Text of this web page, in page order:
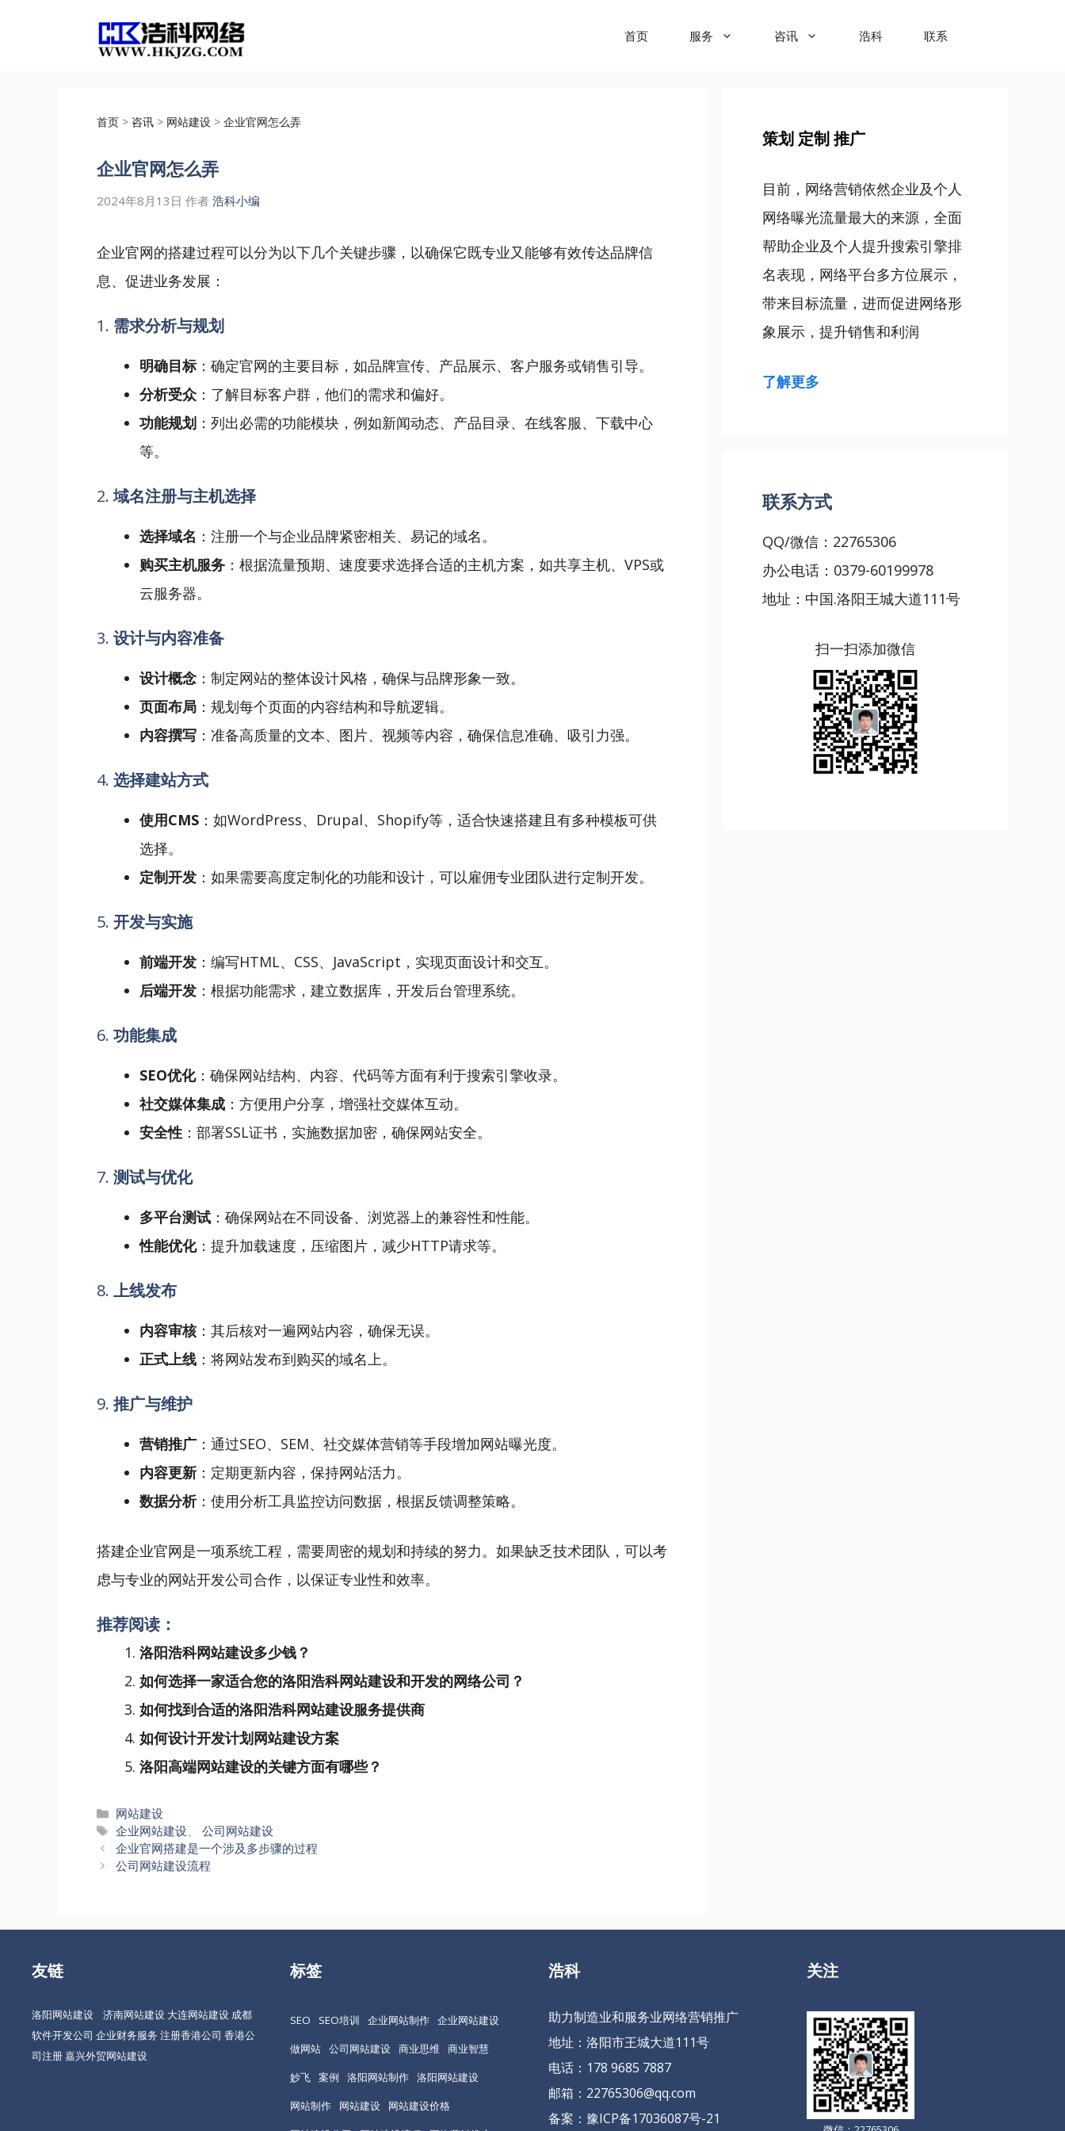
首页 服务 咨讯 浩科 联系
首页 > 咨讯 > 网站建设 > 企业官网怎么弄
企业官网怎么弄
2024年8月13日 作者 浩科小编
企业官网的搭建过程可以分为以下几个关键步骤，以确保它既专业又能够有效传达品牌信
息、促进业务发展：
1. 需求分析与规划
明确目标：确定官网的主要目标，如品牌宣传、产品展示、客户服务或销售引导。
分析受众 ：了解目标客户群，他们的需求和偏好。
功能规划 ：列出必需的功能模块，例如新闻动态、产品目录、在线客服、下载中心
等。
2.域名注册与主机选择
选择域名 ：注册一个与企业品牌紧密相关、易记的域名。
购买主机服务 ：根据流量预期、速度要求选择合适的主机方案，如共享主机、VPS或
云服务器。
3. 设计与内容准备
设计概念：制定网站的整体设计风格，确保与品牌形象一致。
页面布局 ：规划每个页面的内容结构和导航逻辑。
内容撰写 ：准备高质量的文本、图片、视频等内容，确保信息准确、吸引力强。
4. 选择建站方式
使用CMS ：如WordPress、Drupal、Shopify等，适合快速搭建且有多种模板可供
选择。
定制开发 ：如果需要高度定制化的功能和设计，可以雇佣专业团队进行定制开发。
5. 开发与实施
前端开发 ：编写HTML、CSS、JavaScript，实现页面设计和交互。
后端开发 ：根据功能需求，建立数据库，开发后台管理系统。
6. 功能集成
SEO优化：确保网站结构、内容、代码等方面有利于搜索引擎收录。
社交媒体集成 ：方便用户分享，增强社交媒体互动。
安全性 ：部署SSL证书，实施数据加密，确保网站安全。
7. 测试与优化
多平台测试 ：确保网站在不同设备、浏览器上的兼容性和性能。
性能优化：提升加载速度，压缩图片，减少HTTP请求等。
8. 上线发布
内容审核：其后核对一遍网站内容，确保无误。
正式上线 ：将网站发布到购买的域名上。
9. 推广与维护
营销推广 ：通过SEO、SEM、社交媒体营销等手段增加网站曝光度。
内容更新 ：定期更新内容，保持网站活力。
数据分析：使用分析工具监控访问数据，根据反馈调整策略。
搭建企业官网是一项系统工程，需要周密的规划和持续的努力。如果缺乏技术团队，可以考
虑与专业的网站开发公司合作，以保证专业性和效率。
推荐阅读：
洛阳浩科网站建设多少钱？
如何选择一家适合您的洛阳浩科网站建设和开发的网络公司？
如何找到合适的洛阳浩科网站建设服务提供商
如何设计开发计划网站建设方案
洛阳高端网站建设的关键方面有哪些？
分
类
网站建设
标
签
企业网站建设、公司网站建设
文
章
企业官网搭建是一个涉及多步骤的过程
公司网站建设流程
策划 定制 推广
目前，网络营销依然企业及个人
网络曝光流量最大的来源，全面
帮助企业及个人提升搜索引擎排
名表现，网络平台多方位展示，
带来目标流量，进而促进网络形
象展示，提升销售和利润
了解更多
联系方式
QQ/微信：22765306
办公电话：0379-60199978
地址：中国.洛阳王城大道111号
扫一扫添加微信
友链
洛阳网站建设 济南网站建设 大连网站建设 成都
软件开发公司 企业财务服务 注册香港公司 香港公
司注册嘉兴外贸网站建设
标签
SEO SEO培训 企业网站制作 企业网站建设
做网站 公司网站建设 商业思维
商业智慧
妙飞 案例 洛阳网站制作 洛阳网站建设
网站制作
网站建设
网站建设价格
浩科
助力制造业和服务业网络营销推广
地址：洛阳市王城大道111号
电话：178 9685 7887
邮箱：22765306@qq.com
备案： 豫ICP备17036087号-21
关注